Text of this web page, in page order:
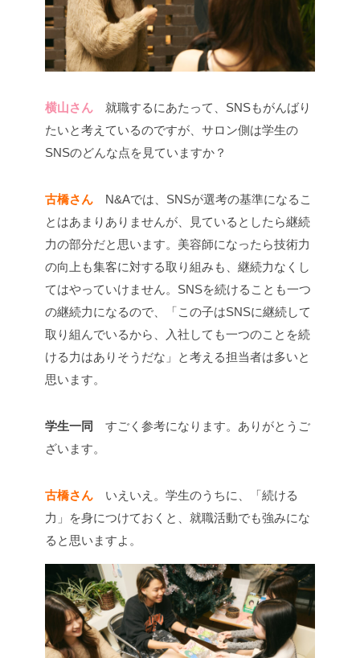
横山さん 就職するにあたって、SNSもがんばり
たいと考えているのですが、サロン側は学生の
SNSのどんな点を見ていますか？
古橋さん N&Aでは、SNSが選考の基準になるこ
とはあまりありませんが、見ているとしたら継続
力の部分だと思います。美容師になったら技術力
の向上も集客に対する取り組みも、継続力なくし
てはやっていけません。SNSを続けることも一つ
の継続力になるので、「この子はSNSに継続して
取り組んでいるから、入社しても一つのことを続
ける力はありそうだな」と考える担当者は多いと
思います。
学生一同
すごく参考になります。ありがとうご
ざいます。
古橋さん いえいえ。学生のうちに、「続ける
力」を身につけておくと、就職活動でも強みにな
ると思いますよ。